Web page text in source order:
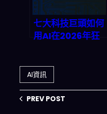
七大科技巨頭如何
用AI在2026年狂
Seven營收暴增的
產業鏈真相
AI資訊
PREV POST